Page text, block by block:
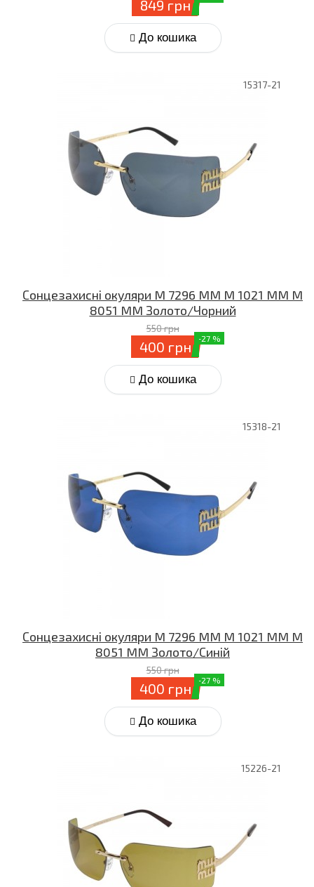
849 грн
До кошика
15317-21
Сонцезахисні окуляри M 7296 MM M 1021 MM M
8051 MM Золото/Чорний
550 грн
400 грн -27 %
До кошика
15318-21
Сонцезахисні окуляри M 7296 MM M 1021 MM M
8051 MM Золото/Синій
550 грн
400 грн -27 %
До кошика
15226-21